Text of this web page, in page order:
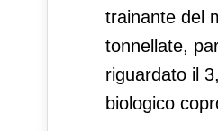
trainante del
tonnellate,
riguardato il
biologico